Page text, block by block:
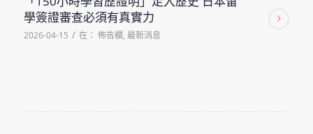
學簽證審查必須有真實力
2026-04-15 / 在： 佈告欄, 最新消息